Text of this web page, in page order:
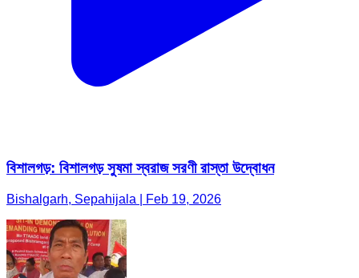
বিশালগড়: বিশালগড় সুষমা স্বরাজ সরণী রাস্তা উদ্বোধন
Bishalgarh, Sepahijala | Feb 19, 2026